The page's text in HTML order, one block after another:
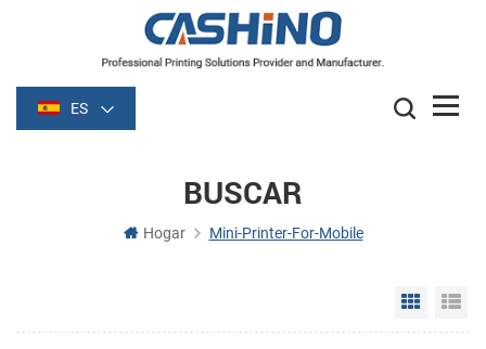
ES
BUSCAR
Hogar Mini-Printer-For-Mobile
Grid